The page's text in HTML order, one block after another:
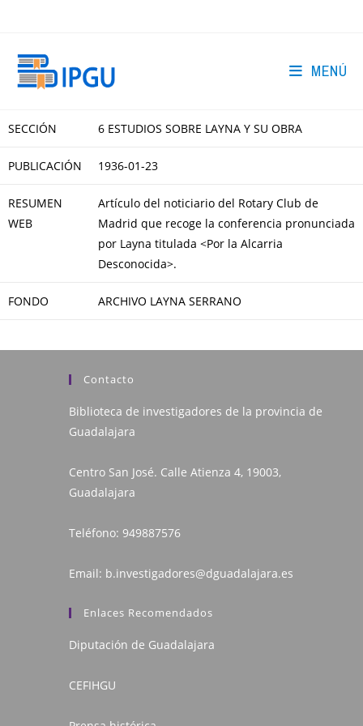
MENÚ
SECCIÓN 6 ESTUDIOS SOBRE LAYNA Y SU OBRA
PUBLICACIÓN 1936-01-23
RESUMEN
WEB
Artículo del noticiario del Rotary Club de
Madrid que recoge la conferencia pronunciada
por Layna titulada <Por la Alcarria
Desconocida>.
FONDO ARCHIVO LAYNA SERRANO
Contacto
Biblioteca de investigadores de la provincia de
Guadalajara
Centro San José. Calle Atienza 4, 19003,
Guadalajara
Teléfono: 949887576
Email: b.investigadores@dguadalajara.es
Enlaces Recomendados
Diputación de Guadalajara
CEFIHGU